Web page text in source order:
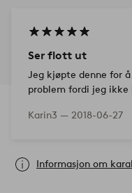
Ser flott ut
Jeg kjøpte denne for
problem fordi jeg
Karin3 — 2018-06-27
Informasjon om